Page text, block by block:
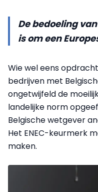
De bedoeling
is om een
Wie wel eens
bedrijven met
ongetwijfeld de
landelijke norm
Belgische wetgever
Het ENEC-keurmerk
maken.